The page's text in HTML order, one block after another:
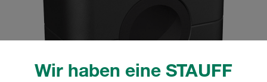
Wir haben eine STAUFF